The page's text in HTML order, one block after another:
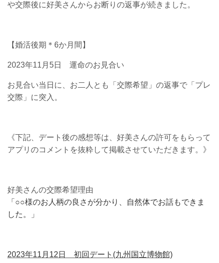
や交際後に好美さんからお断りの返事が続きました。
【婚活後期＊6か月間】
2023年11月5日 運命のお見合い
お見合い当日に、お二人とも「交際希望」の返事で「プレ
交際」に突入。
《下記、デート後の感想等は、好美さんの許可をもらって
アプリのコメントを抜粋して掲載させていただきます。》
好美さんの交際希望理由
「○○様のお人柄の良さが分かり、自然体でお話もできま
した。」
2023年11月12日 初回デート(九州国立博物館)